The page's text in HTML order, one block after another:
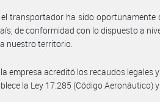
el transportador ha sido
de conformidad con lo dispuesto a
nuestro territorio.
la empresa acreditó los recaudos
la Ley 17.285 (Código Aeronáutico)